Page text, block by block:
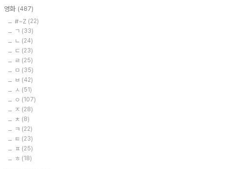
영화 (487)
#~Z (22)
ㄱ (33)
ㄴ (24)
ㄷ (23)
ㄹ (25)
ㅁ (35)
ㅂ (42)
ㅅ (51)
ㅇ (107)
ㅈ (28)
ㅊ (8)
ㅋ (22)
ㅌ (23)
ㅍ (25)
ㅎ (18)